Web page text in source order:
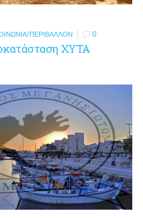
ΠΕΡΙΒΆΛΛΟΝ 0
ΧΥΤΑ